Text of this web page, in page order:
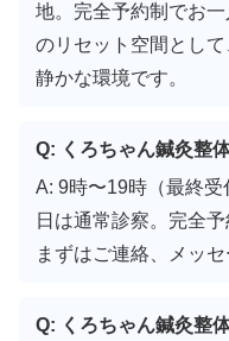
地。完全予約制でお
のリセット空間とし
静かな環境です。
Q: くろちゃん鍼灸整
A: 9時〜19時（最終
日は通常診察。完全
まずはご連絡、メッ
Q: くろちゃん鍼灸整